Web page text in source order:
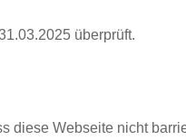
überprüft.
diese Webseite nicht